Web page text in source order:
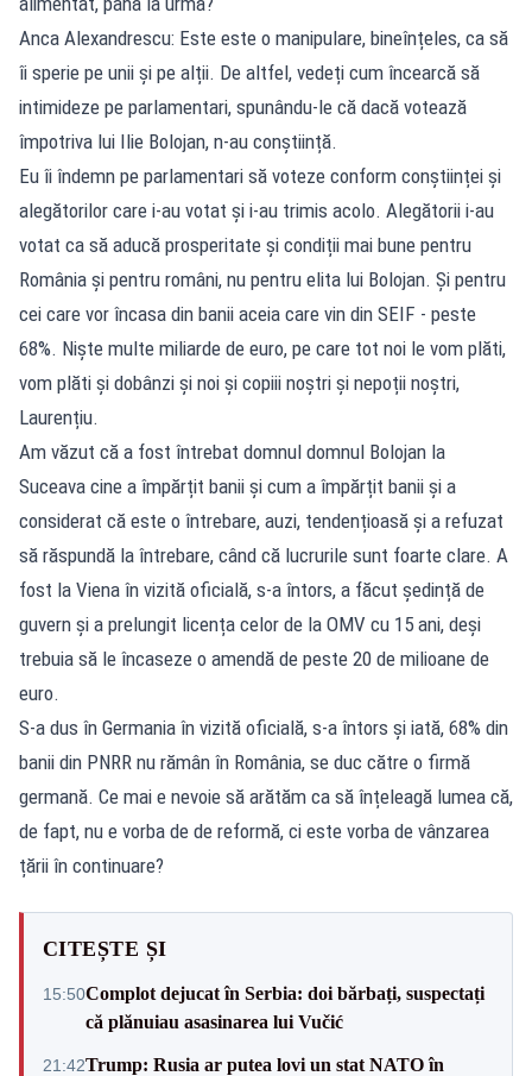
Anca Alexandrescu: Este este o manipulare, bineînțeles, ca să
îi sperie pe unii și pe alții. De altfel, vedeți cum încearcă să
intimideze pe parlamentari, spunându-le că dacă votează
împotriva lui Ilie Bolojan, n-au conștiință.
Eu îi îndemn pe parlamentari să voteze conform conștiinței și
alegătorilor care i-au votat și i-au trimis acolo. Alegătorii i-au
votat ca să aducă prosperitate și condiții mai bune pentru
România și pentru români, nu pentru elita lui Bolojan. Și pentru
cei care vor încasa din banii aceia care vin din SEIF - peste
68%. Niște multe miliarde de euro, pe care tot noi le vom plăti,
vom plăti și dobânzi și noi și copiii noștri și nepoții noștri,
Laurențiu.
Am văzut că a fost întrebat domnul domnul Bolojan la
Suceava cine a împărțit banii și cum a împărțit banii și a
considerat că este o întrebare, auzi, tendențioasă și a refuzat
să răspundă la întrebare, când că lucrurile sunt foarte clare. A
fost la Viena în vizită oficială, s-a întors, a făcut ședință de
guvern și a prelungit licența celor de la OMV cu 15 ani, deși
trebuia să le încaseze o amendă de peste 20 de milioane de
euro.
S-a dus în Germania în vizită oficială, s-a întors și iată, 68% din
banii din PNRR nu rămân în România, se duc către o firmă
germană. Ce mai e nevoie să arătăm ca să înțeleagă lumea că,
de fapt, nu e vorba de de reformă, ci este vorba de vânzarea
țării în continuare?
CITEȘTE ȘI
15:50Complot dejucat în Serbia: doi bărbați, suspectați
că plănuiau asasinarea lui Vučić
21:42Trump: Rusia ar putea lovi un stat NATO în